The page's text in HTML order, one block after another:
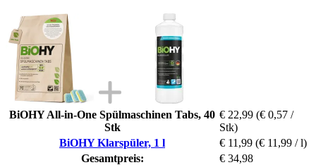
BiOHY All-in-One Spülmaschinen Tabs, 40
Stk
€ 22,99 (€ 0,57 /
Stk)
BiOHY Klarspüler, 1 l
€ 11,99 (€ 11,99 / l)
Gesamtpreis:
€ 34,98